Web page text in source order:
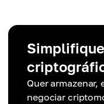
Quer armazenar,
negociar